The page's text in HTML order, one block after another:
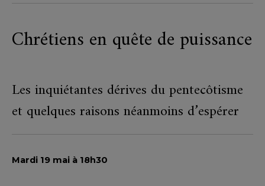
Chrétiens en quête de puissance
Les inquiétantes dérives du pentecôtisme
et quelques raisons néanmoins d’espérer
Mardi 19 mai à 18h30